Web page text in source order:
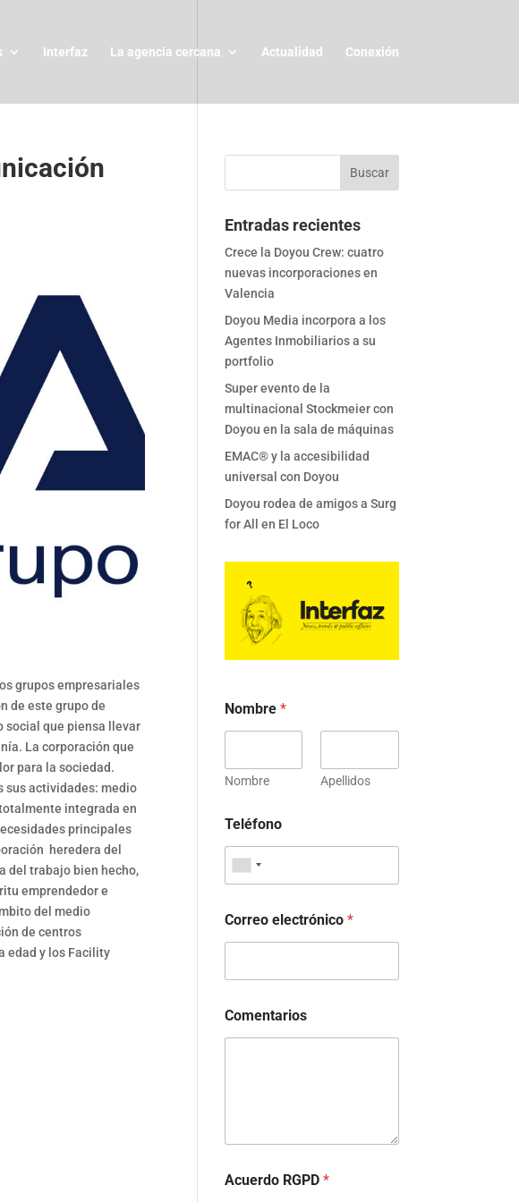
Interfaz La agencia cercana Actualidad Conexión
grupos empresariales
de este grupo de
social que piensa llevar
La corporación que
para la sociedad.
sus actividades: medio
integrada en
principales
heredera del
del trabajo bien hecho,
emprendedor e
del medio
de centros
edad y los Facility
Entradas recientes
Crece la Doyou Crew: cuatro
nuevas incorporaciones en
Valencia
Doyou Media incorpora a los
Agentes Inmobiliarios a su
portfolio
Super evento de la
multinacional Stockmeier con
Doyou en la sala de máquinas
EMAC® y la accesibilidad
universal con Doyou
Doyou rodea de amigos a Surg
for All en El Loco
Nombre*
Nombre Apellidos
Teléfono
Correo electrónico*
Comentarios
Acuerdo RGPD*